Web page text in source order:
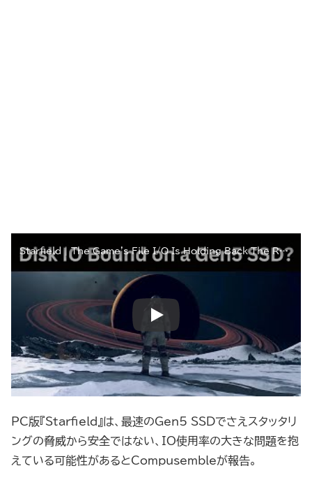
Starfield | The Game's File I/O Is Holding Back The Rest Of Your PC
PC版『Starfield』は、最速のGen5 SSDでさえスタッタリ
ングの脅威から安全ではない、IO使用率の大きな問題を抱
えている可能性があるとCompusembleが報告。